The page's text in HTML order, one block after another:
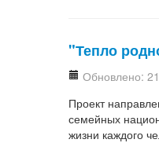
"Тепло
Обновлено:
Проект
семейных
жизни каждого